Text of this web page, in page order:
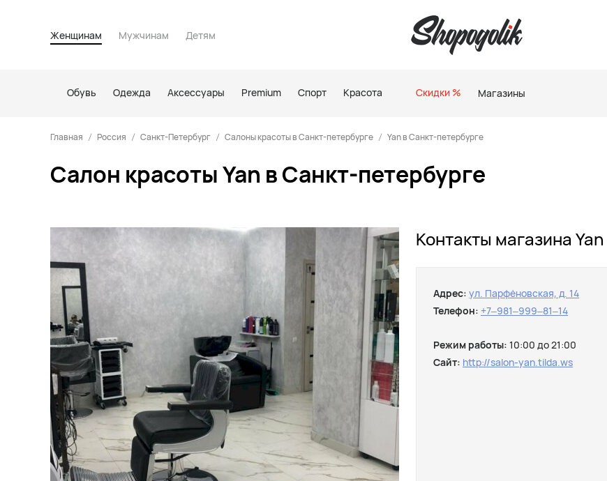
Женщинам Мужчинам Детям
Обувь Одежда Аксессуары Premium Спорт Красота Скидки % Магазины
Главная Россия Санкт-Петербург Салоны красоты в Санкт-петербурге Yan в Санкт-петербурге
Салон красоты Yan в Санкт-петербурге
Контакты магазина
Адрес: ул. Парфёновская, д. 14
Телефон: +7‒981‒999‒81‒14
Режим работы: 10:00 до 21:00
Сайт: http://salon-yan.tilda.ws